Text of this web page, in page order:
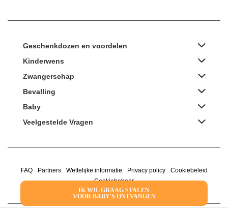
IK WIL GRAAG STALEN
VOOR BABY'S ONTVANGEN
Geschenkdozen en voordelen
Kinderwens
Zwangerschap
Bevalling
Baby
Veelgestelde Vragen
FAQ Partners Wettelijke informatie Privacy policy
Cookiebeleid
Cookiebeheer